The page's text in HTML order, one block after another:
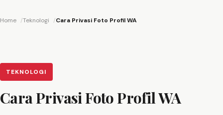
Home Teknologi Cara Privasi Foto Profil WA
TEKNOLOGI
Cara Privasi Foto Profil WA